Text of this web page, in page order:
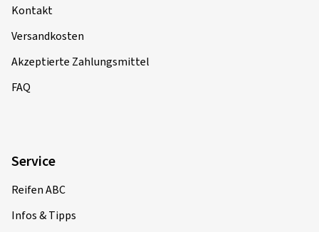
Kontakt
Versandkosten
Akzeptierte Zahlungsmittel
FAQ
Service
Reifen ABC
Infos & Tipps